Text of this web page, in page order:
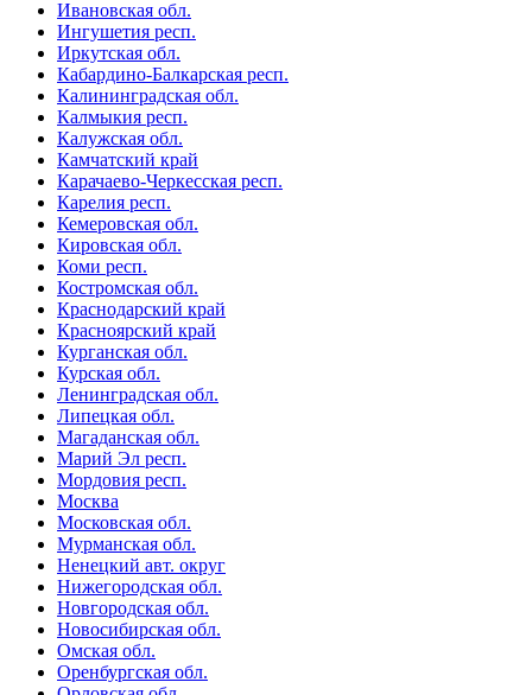
Ивановская обл.
Ингушетия респ.
Иркутская обл.
Кабардино-Балкарская респ.
Калининградская обл.
Калмыкия респ.
Калужская обл.
Камчатский край
Карачаево-Черкесская респ.
Карелия респ.
Кемеровская обл.
Кировская обл.
Коми респ.
Костромская обл.
Краснодарский край
Красноярский край
Курганская обл.
Курская обл.
Ленинградская обл.
Липецкая обл.
Магаданская обл.
Марий Эл респ.
Мордовия респ.
Москва
Московская обл.
Мурманская обл.
Ненецкий авт. округ
Нижегородская обл.
Новгородская обл.
Новосибирская обл.
Омская обл.
Оренбургская обл.